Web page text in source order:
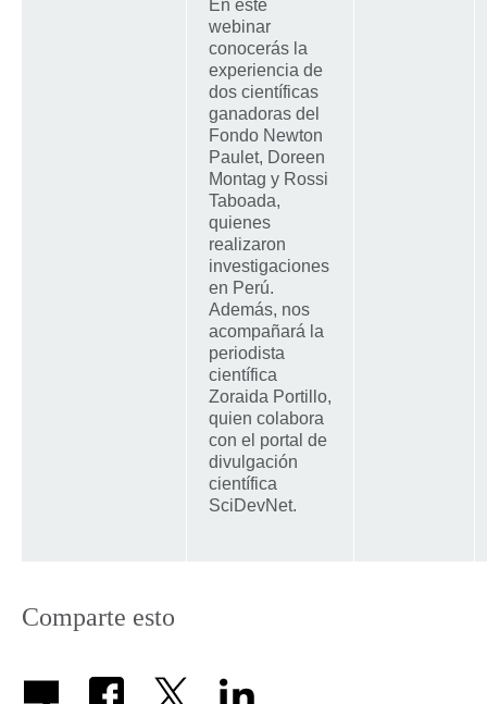
En este
webinar
conocerás la
experiencia de
dos científicas
ganadoras del
Fondo Newton
Paulet, Doreen
Montag y Rossi
Taboada,
quienes
realizaron
investigaciones
en Perú.
Además, nos
acompañará la
periodista
científica
Zoraida Portillo,
quien colabora
con el portal de
divulgación
científica
SciDevNet.
Comparte esto